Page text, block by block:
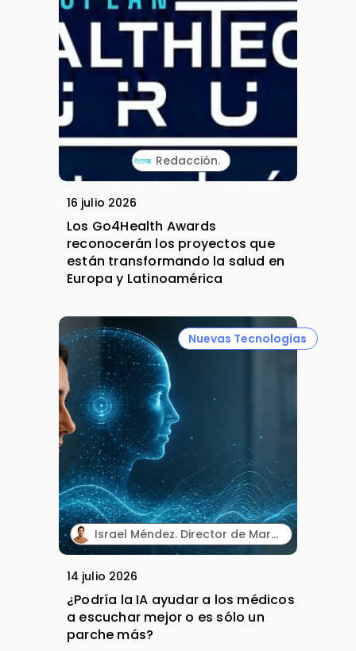
Redacción.
16 julio 2026
Los Go4Health Awards
reconocerán los proyectos que
están transformando la salud en
Europa y Latinoamérica
Nuevas Tecnologías
Israel Méndez. Director de Marketing Integrado. Plaud España.
14 julio 2026
¿Podría la IA ayudar a los médicos
a escuchar mejor o es sólo un
parche más?